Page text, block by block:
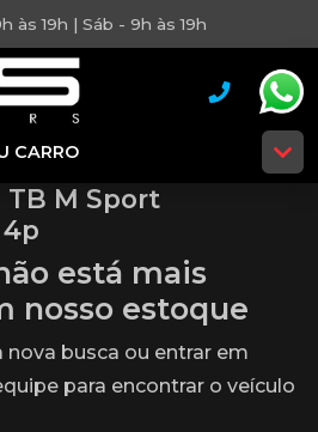
às 19h | Sáb - 9h às 19h
CARRO
TB M Sport
está mais
nosso estoque
busca ou entrar em
para encontrar o veículo